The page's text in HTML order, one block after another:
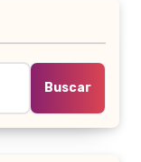
Buscar